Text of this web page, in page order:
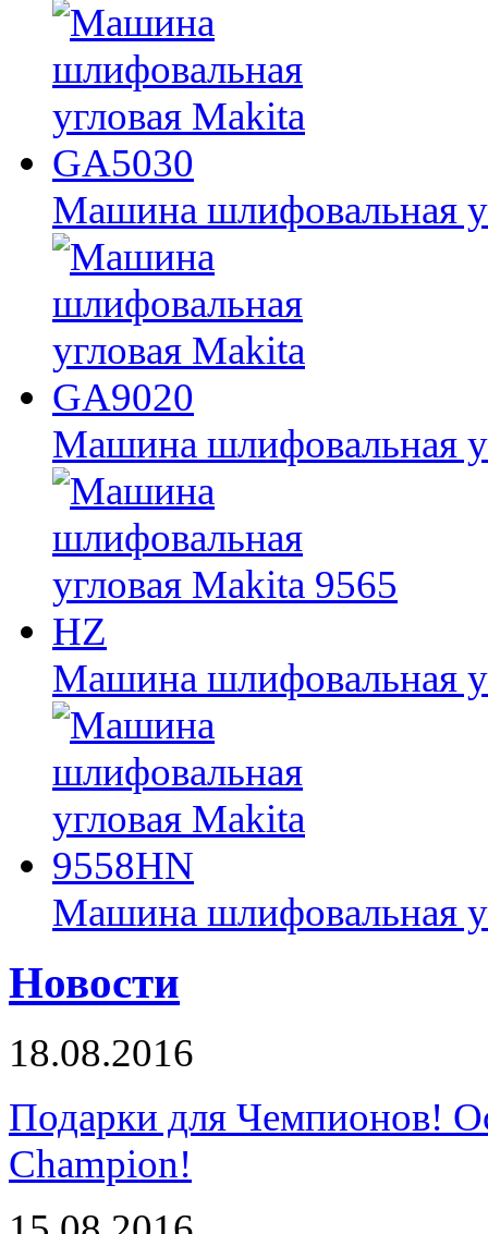
Машина шлифовальная
Машина шлифовальная
Машина шлифовальная
Машина шлифовальная
Новости
18.08.2016
Подарки для Чемпионов!
Champion!